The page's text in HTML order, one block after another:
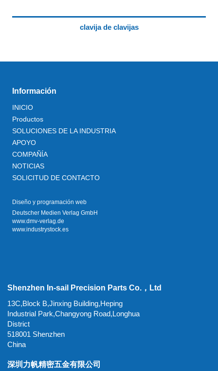
clavija de clavijas
Información
INICIO
Productos
SOLUCIONES DE LA INDUSTRIA
APOYO
COMPAÑÍA
NOTICIAS
SOLICITUD DE CONTACTO
Diseño y programación web
Deutscher Medien Verlag GmbH
www.dmv-verlag.de
www.industrystock.es
Shenzhen In-sail Precision Parts Co.，Ltd
13C,Block B,Jinxing Building,Heping
Industrial Park,Changyong Road,Longhua
District
518001 Shenzhen
China
深圳力帆精密五金有限公司